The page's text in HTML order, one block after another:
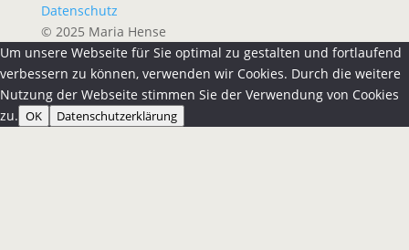
Datenschutz
© 2025 Maria Hense
Um unsere Webseite für Sie optimal zu gestalten und fortlaufend
verbessern zu können, verwenden wir Cookies. Durch die weitere
Nutzung der Webseite stimmen Sie der Verwendung von Cookies
zu. OK Datenschutzerklärung